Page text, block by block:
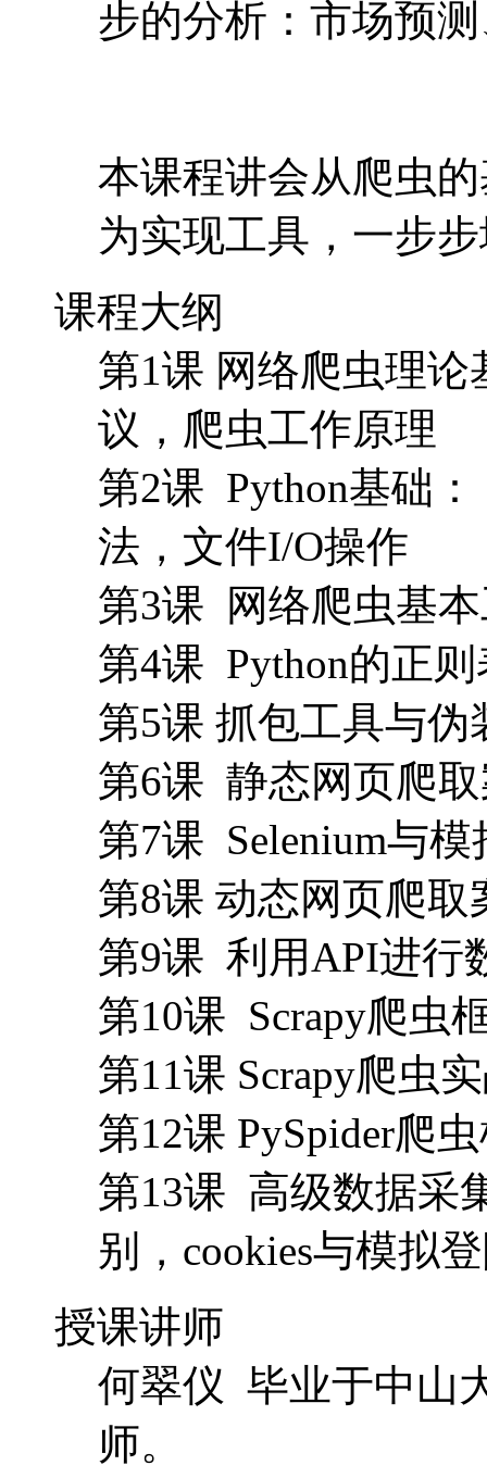
步的分析：市场预
本课程讲会从爬虫
为实现工具，一步
课程大纲
第1课 网络爬虫理
议，爬虫工作原理
第2课 Python基础
法，文件I/O操作
第3课 网络爬虫基
第4课 Python的正
第5课 抓包工具与伪
第6课 静态网页爬
第7课 Selenium与模
第8课 动态网页爬
第9课 利用API进行
第10课 Scrapy爬虫
第11课 Scrapy爬虫
第12课 PySpider爬
第13课 高级数据采
别，cookies与模拟
授课讲师
何翠仪 毕业于中山
师。